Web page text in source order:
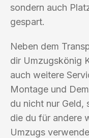
sondern auch
gespart.
Neben dem
dir Umzugskönig
auch weitere
Montage und
du nicht nur Geld,
die du für andere
Umzugs